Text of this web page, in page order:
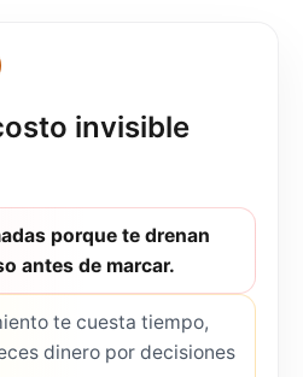
invisible
porque te drenan
antes de marcar.
te cuesta tiempo,
dinero por decisiones